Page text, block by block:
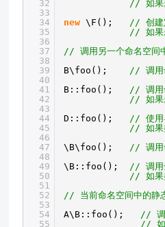
32
33
34
35
36
37
38
39
40
41
42
43
44
45
46
47
48
49
50
51
52
53
54
55
// 如果
new \F(); // 创建
// 如果
// 调用另一个命名空间
B\foo(); // 调用
B::foo(); // 调用
// 如果
D::foo(); // 使用
// 如果
\B\foo(); // 调用
\B::foo(); // 调用
// 如果
// 当前命名空间中的静
A\B::foo(); // 调
// 如